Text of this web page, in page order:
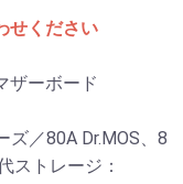
せください
ザーボード
／80A Dr.MOS、8
ストレージ：